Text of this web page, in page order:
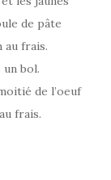
de pâte
au frais.
bol.
de l’oeuf
frais.